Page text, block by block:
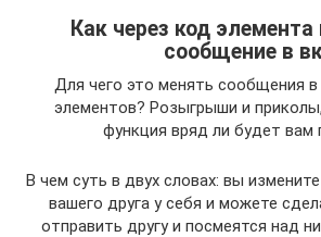
Как через код элемента
сообщение в
Для чего это менять сообщения
элементов? Розыгрыши и
функция вряд ли будет вам
В чем суть в двух словах: вы
вашего друга у себя и можете
отправить другу и посмеятся над